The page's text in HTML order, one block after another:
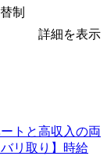
制
詳細を表示